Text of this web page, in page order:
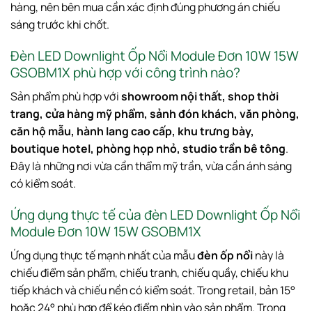
hàng, nên bên mua cần xác định đúng phương án chiếu
sáng trước khi chốt.
Đèn LED Downlight Ốp Nổi Module Đơn 10W 15W
GSOBM1X phù hợp với công trình nào?
Sản phẩm phù hợp vớishowroom nội thất, shop thời
trang, cửa hàng mỹ phẩm, sảnh đón khách, văn phòng,
căn hộ mẫu, hành lang cao cấp, khu trưng bày,
boutique hotel, phòng họp nhỏ, studio trần bê tông.
Đây là những nơi vừa cần thẩm mỹ trần, vừa cần ánh sáng
có kiểm soát.
Ứng dụng thực tế của đèn LED Downlight Ốp Nổi
Module Đơn 10W 15W GSOBM1X
Ứng dụng thực tế mạnh nhất của mẫuđèn ốp nổinày là
chiếu điểm sản phẩm, chiếu tranh, chiếu quầy, chiếu khu
tiếp khách và chiếu nền có kiểm soát. Trong retail, bản 15°
hoặc 24° phù hợp để kéo điểm nhìn vào sản phẩm. Trong